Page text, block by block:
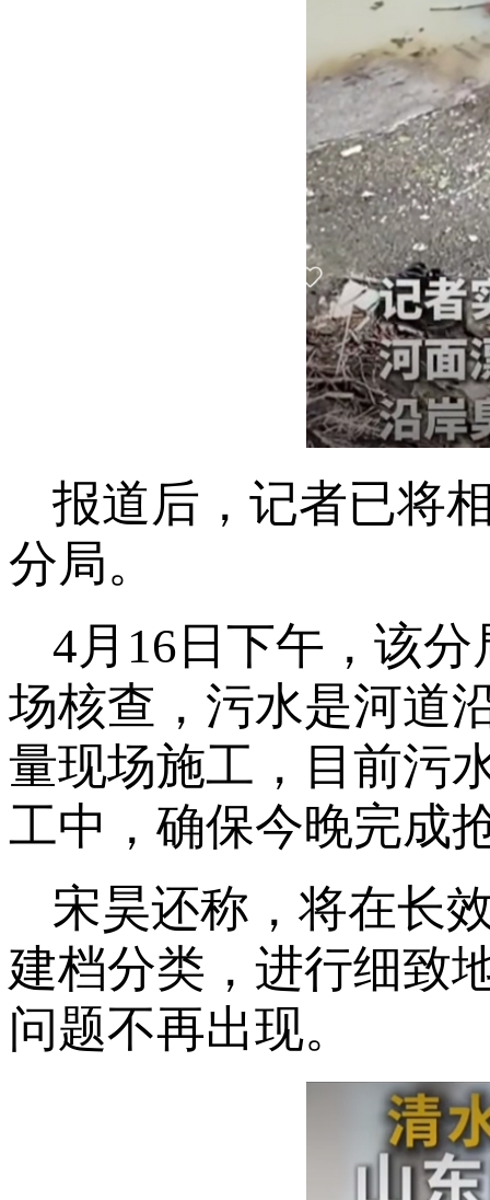
报道后，记者已将
分局。
4月16日下午，该
场核查，污水是河道
量现场施工，目前污
工中，确保今晚完成
宋昊还称，将在长
建档分类，进行细致
问题不再出现。